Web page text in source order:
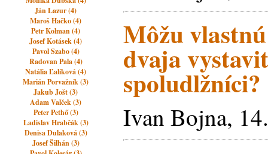
Ján Lazur (4)
Maroš Hačko (4)
Petr Kolman (4)
Josef Kotásek (4)
Pavol Szabo (4)
Radovan Pala (4)
Natália Ľalíková (4)
Marián Porvažník (3)
Jakub Jošt (3)
Adam Valček (3)
Peter Pethő (3)
Ladislav Hrabčák (3)
Denisa Dulaková (3)
Josef Šilhán (3)
Môžu
dvaja
spoludlžníci?
Ivan Bojna,